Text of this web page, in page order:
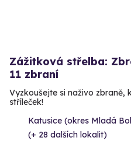
Zážitková střelba:
11 zbraní
Vyzkoušejte si naživo zbraně,
stříleček!
Katusice (okres Mladá
(+ 28 dalších lokalit)